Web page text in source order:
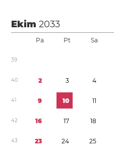
Ekim2033
Pa Pt Sa
39
40 2 3 4
41 9 10 11
42 16 17 18
43 23 24 25